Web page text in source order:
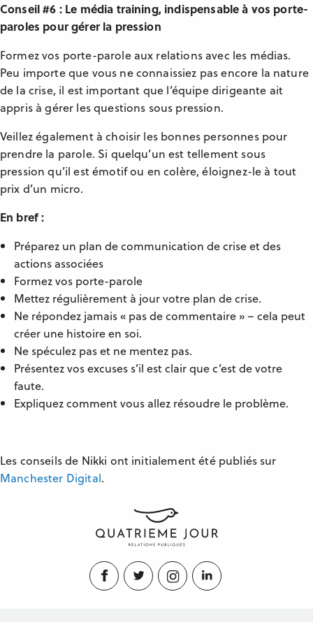
Conseil #6 : Le média training, indispensable à vos porte-
paroles pour gérer la pression
Formez vos porte-parole aux relations avec les médias.
Peu importe que vous ne connaissiez pas encore la nature
de la crise, il est important que l’équipe dirigeante ait
appris à gérer les questions sous pression.
Veillez également à choisir les bonnes personnes pour
prendre la parole. Si quelqu’un est tellement sous
pression qu’il est émotif ou en colère, éloignez-le à tout
prix d’un micro.
En bref :
Préparez un plan de communication de crise et des
actions associées
Formez vos porte-parole
Mettez régulièrement à jour votre plan de crise.
Ne répondez jamais « pas de commentaire » – cela peut
créer une histoire en soi.
Ne spéculez pas et ne mentez pas.
Présentez vos excuses s’il est clair que c’est de votre
faute.
Expliquez comment vous allez résoudre le problème.
Les conseils de Nikki ont initialement été publiés sur
Manchester Digital.
FacebookTwitter Instagram